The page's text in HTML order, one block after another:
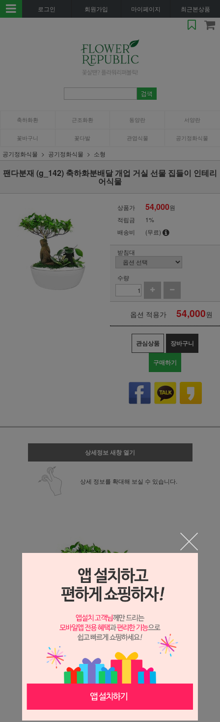
로그인 회원가입 마이페이지 최근본상품
축하화환 근조화환 동양란 서양란
꽃바구니 꽃다발 관엽식물 공기정화식물
공기정화식물 공기정화식물 소형
팬다분재 (g_142) 축하화분배달 개업 거실 선물 집들이 인테리
어식물
상품가 54,000원
적립금
1%
배송비
(무료)
받침대
수량
옵션 적용가 54,000원
관심상품 장바구니
구매하기
상세정보 새창 열기
상세 정보를 확대해 보실 수 있습니다.